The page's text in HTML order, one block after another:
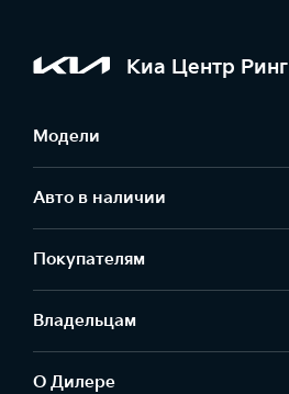
Киа Центр Ринг
Модели
Авто в наличии
Покупателям
Владельцам
О Дилере